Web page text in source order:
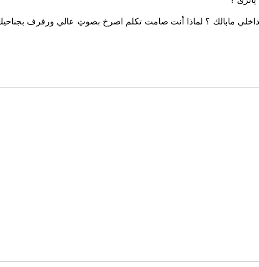
مابالك ؟ لماذا أنت صامت تكلم اصرخ بصوتِ عالي ورفرف بجناحيك